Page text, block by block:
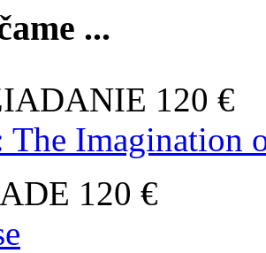
...
120 €
The Imagination
120 €